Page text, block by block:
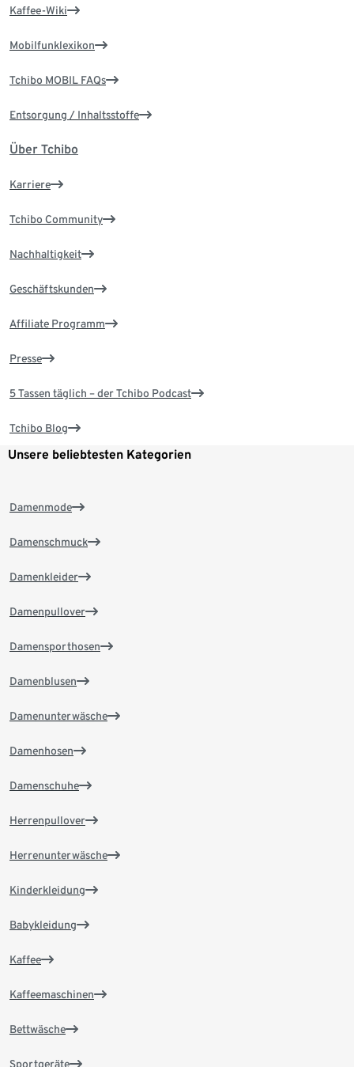
Kaffee-Wiki
Mobilfunklexikon
Tchibo MOBIL FAQs
Entsorgung / Inhaltsstoffe
Über Tchibo
Karriere
Tchibo Community
Nachhaltigkeit
Geschäftskunden
Affiliate Programm
Presse
5 Tassen täglich – der Tchibo Podcast
Tchibo Blog
Unsere beliebtesten Kategorien
Damenmode
Damenschmuck
Damenkleider
Damenpullover
Damensporthosen
Damenblusen
Damenunterwäsche
Damenhosen
Damenschuhe
Herrenpullover
Herrenunterwäsche
Kinderkleidung
Babykleidung
Kaffee
Kaffeemaschinen
Bettwäsche
Sportgeräte